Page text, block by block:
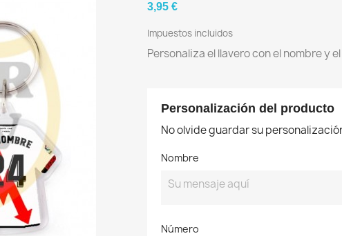
3,95 €
Impuestos incluidos
Personaliza el llavero con el nombre y
Personalización del producto
No olvide guardar su
Nombre
Número